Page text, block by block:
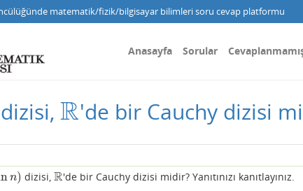
matematik/fizik/bilgisayar bilimleri soru cevap platformu
Anasayfa Sorular
dizisi,R
R 'de bir Cauchy dizisi
n)
n) dizisi,R
R 'de bir Cauchy dizisi midir? Yanıtınızı kanıtlayınız.